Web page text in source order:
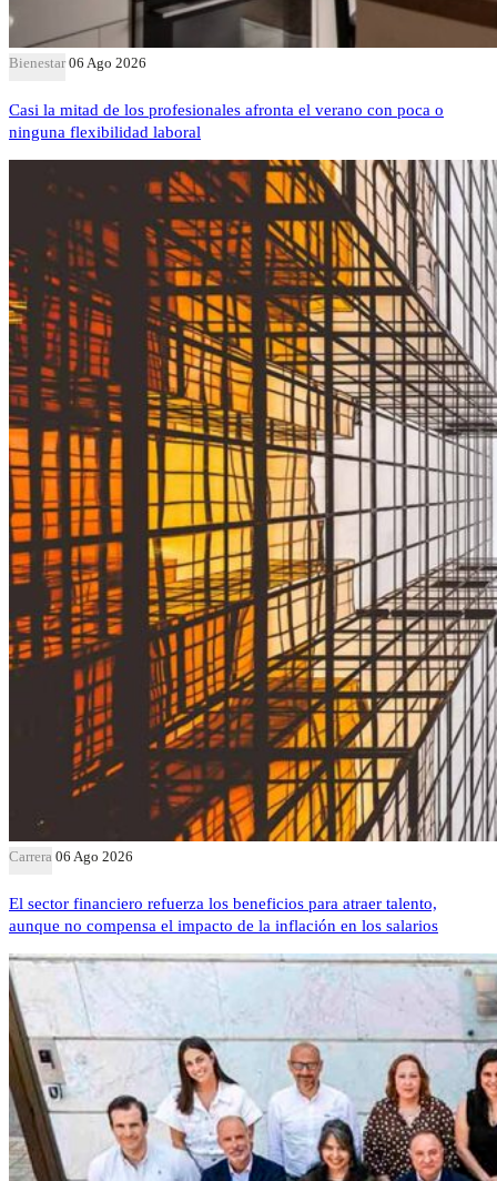
Bienestar 06 Ago 2026
Casi la mitad de los profesionales afronta el verano con poca o
ninguna flexibilidad laboral
Carrera 06 Ago 2026
El sector financiero refuerza los beneficios para atraer talento,
aunque no compensa el impacto de la inflación en los salarios